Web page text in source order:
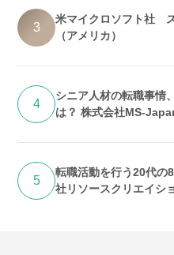
3
米マイクロソフト社
（アメリカ）
4
シニア人材の転職事情
は？ 株式会社MS-
5
転職活動を行う20代の
社リソースクリエイシ